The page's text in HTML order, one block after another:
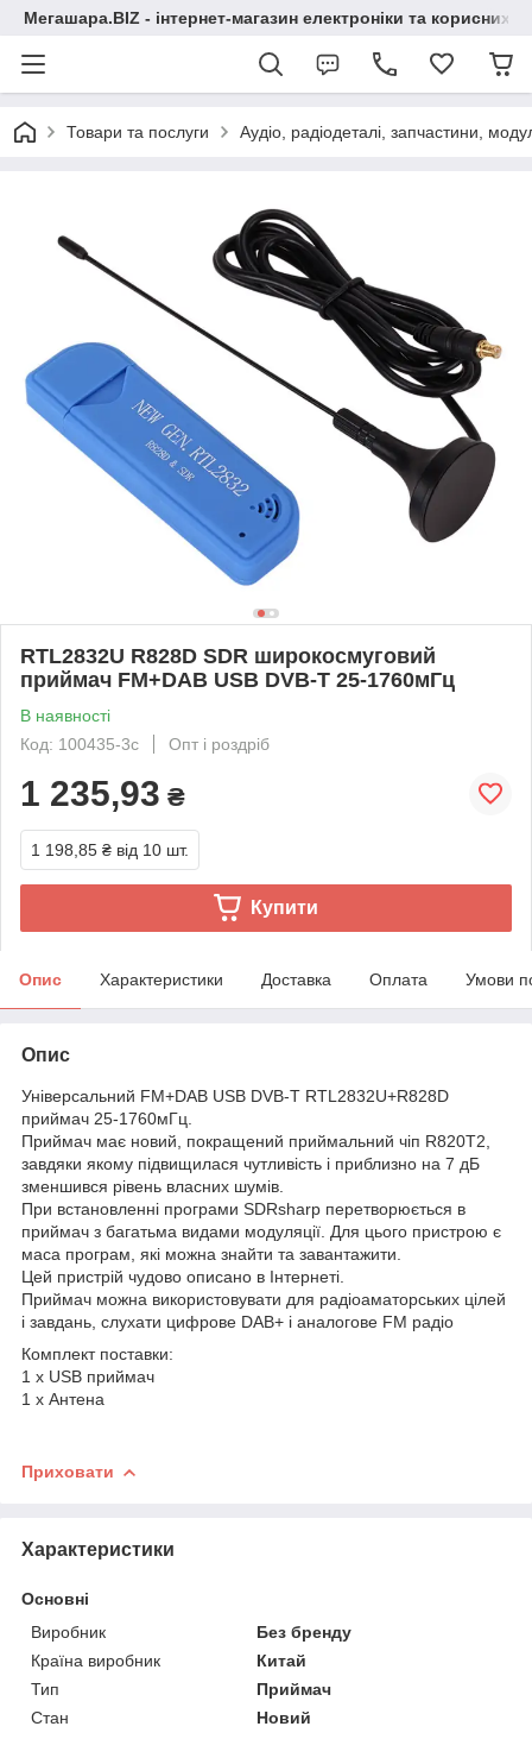
Мегашара.BIZ - інтернет-магазин електроніки та корисних
Товари та послуги Аудіо, радіодеталі, запчастини,
RTL2832U R828D SDR широкосмуговий
приймач FM+DAB USB DVB-T 25-1760мГц
В наявності
Код: 100435-3с
Опт і роздріб
1 235,93 ₴
1 198,85 ₴ від 10 шт.
Купити
Опис Характеристики Доставка Оплата Умови
Опис
Універсальний FM+DAB USB DVB-T RTL2832U+R828D
приймач 25-1760мГц.
Приймач має новий, покращений приймальний чіп R820T2,
завдяки якому підвищилася чутливість і приблизно на 7 дБ
зменшився рівень власних шумів.
При встановленні програми SDRsharp перетворюється в
приймач з багатьма видами модуляції. Для цього пристрою є
маса програм, які можна знайти та завантажити.
Цей пристрій чудово описано в Інтернеті.
Приймач можна використовувати для радіоаматорських цілей
і завдань, слухати цифрове DAB+ і аналогове FM радіо
Комплект поставки:
1 х USB приймач
1 х Антена
Приховати
Характеристики
Основні
Виробник
Без бренду
Країна виробник
Китай
Тип
Приймач
Стан
Новий